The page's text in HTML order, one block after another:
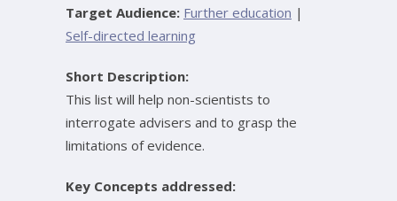
Target Audience: Further education |
Self-directed learning
Short Description:
This list will help non-scientists to
interrogate advisers and to grasp the
limitations of evidence.
Key Concepts addressed: